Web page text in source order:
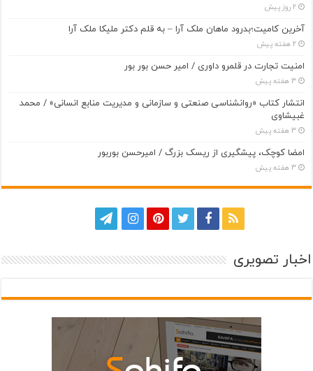
2 روز پیش
آخرین کامیت؛بدرود ماهان ملک آرا – به قلم دکتر ملیکا ملک آرا
2 هفته پیش
امنیت تجارت در قلمرو داوری / امیر حسن بور بور
3 هفته پیش
انتشار کتاب «روانشناسی صنعتی و سازمانی و مدیریت منابع انسانی» / محمد
غبیشاوی
3 هفته پیش
امضا کوچک، پیشگیری از ریسک بزرگ / امیرحسن بوربور
3 هفته پیش
اخبار تصویری